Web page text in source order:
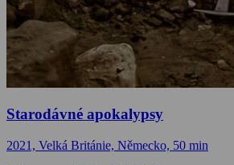
Starodávné apokalypsy
2021, Velká Británie, Německo, 50 min